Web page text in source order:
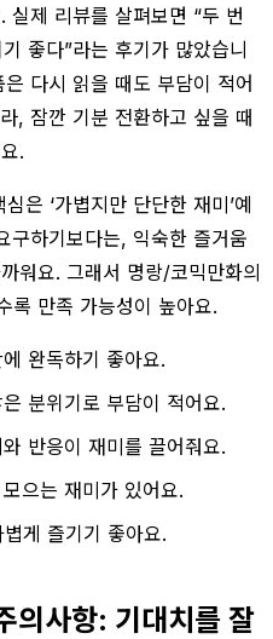
실제 리뷰를 살펴보면 “두 번
좋다”라는 후기가 많았습니
다시 읽을 때도 부담이 적어
, 잠깐 기분 전환하고 싶을 때
.
은 ‘가볍지만 단단한 재미’예
구하기보다는, 익숙한 즐거움
워요. 그래서 명랑/코믹만화의
록 만족 가능성이 높아요.
완독하기 좋아요.
분위기로 부담이 적어요.
반응이 재미를 끌어줘요.
으는 재미가 있어요.
게 즐기기 좋아요.
의사항: 기대치를 잘